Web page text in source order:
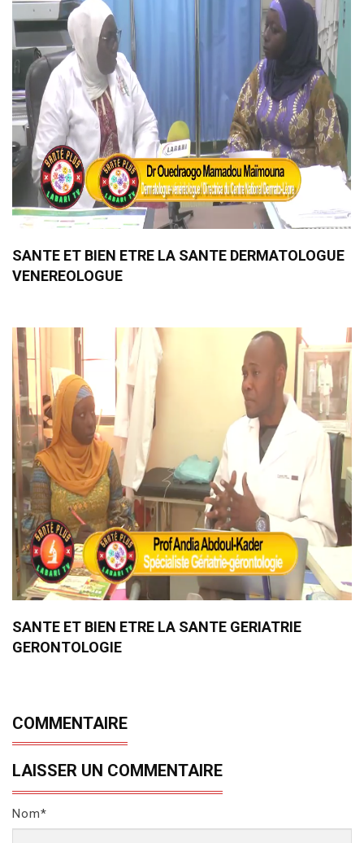
SANTE ET BIEN ETRE LA SANTE DERMATOLOGUE
VENEREOLOGUE
SANTE ET BIEN ETRE LA SANTE GERIATRIE
GERONTOLOGIE
COMMENTAIRE
LAISSER UN COMMENTAIRE
Nom*